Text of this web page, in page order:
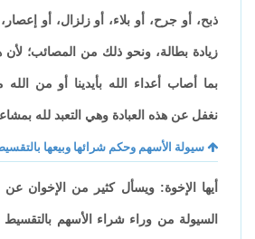
ذبح، أو جرح، أو بلاء، أو زلزال، أو
زيادة بطالة، ونحو ذلك من المصائب؛ لأن
بما أصاب أعداء الله بأيدينا أو من
نغفل عن هذه العبادة وهي التعبد لله
سيولة الأسهم وحكم شرائها وبيعها
أيها الإخوة: ويسأل كثير من الإخوان
السيولة من وراء شراء الأسهم بالتقسيط